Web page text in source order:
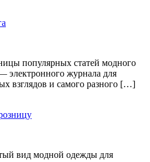
популярных статей модного
электронного журнала для
взглядов и самого разного […]
вид модной одежды для